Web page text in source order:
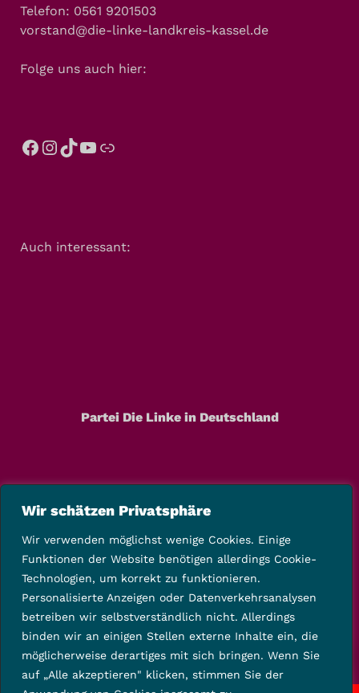
Wir schätzen Privatsphäre
Wir verwenden möglichst wenige Cookies. Einige
Funktionen der Website benötigen allerdings Cookie-
Technologien, um korrekt zu funktionieren.
Personalisierte Anzeigen oder Datenverkehrsanalysen
betreiben wir selbstverständlich nicht. Allerdings
binden wir an einigen Stellen externe Inhalte ein, die
möglicherweise derartiges mit sich bringen. Wenn Sie
auf „Alle akzeptieren" klicken, stimmen Sie der
Telefon: 0561 9201503
vorstand@die-linke-landkreis-kassel.de
Folge uns auch hier:
Auch interessant:
Partei Die Linke in Deutschland